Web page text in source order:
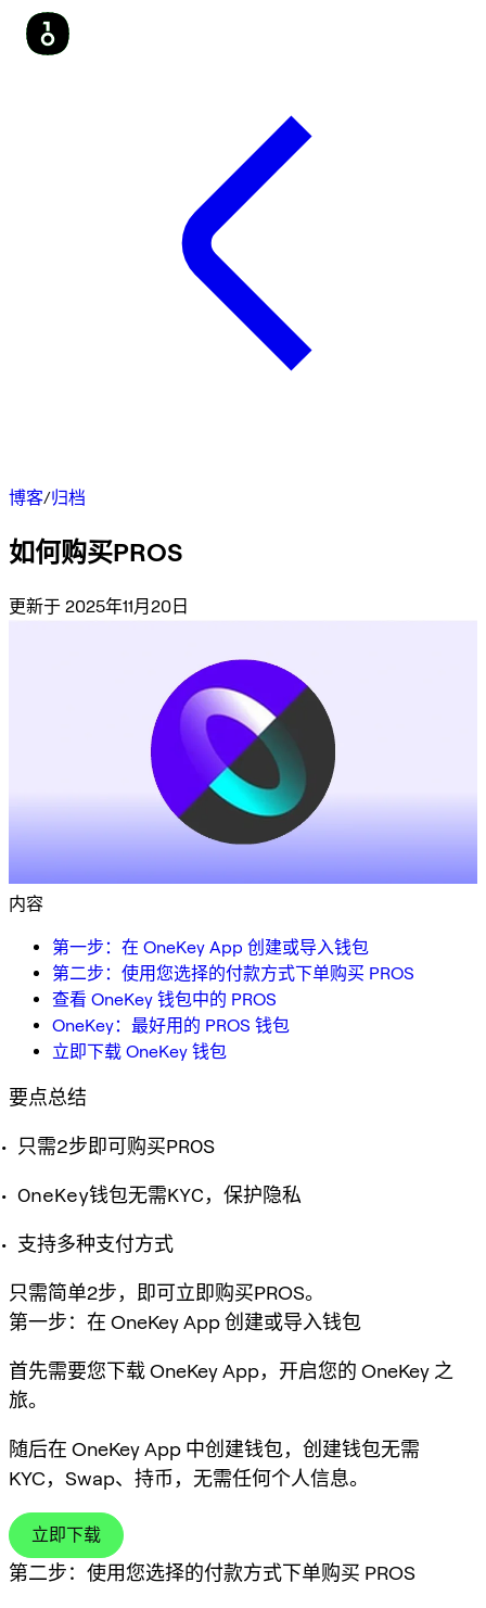
博客/归档
如何购买PROS
更新于 2025年11月20日
内容
第一步：在 OneKey App 创建或导入钱包
第二步：使用您选择的付款方式下单购买 PROS
查看 OneKey 钱包中的 PROS
OneKey：最好用的 PROS 钱包
立即下载 OneKey 钱包
要点总结
只需2步即可购买PROS
OneKey钱包无需KYC，保护隐私
支持多种支付方式
只需简单2步，即可立即购买PROS。
第一步：在 OneKey App 创建或导入钱包
首先需要您下载 OneKey App，开启您的 OneKey 之
旅。
随后在 OneKey App 中创建钱包，创建钱包无需
KYC，Swap、持币，无需任何个人信息。
立即下载
第二步：使用您选择的付款方式下单购买 PROS